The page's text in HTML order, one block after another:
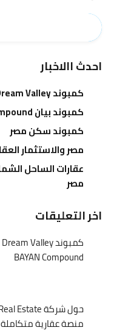
احدث االاخبار
كمبوند Dream Valley
كمبوند بيان BAYAN Compound
كمبوند سكن مصر
مصر والاستثمار
عقارات الساحل
مصر
اخر التعليقات
كمبوند Dream Valley - بوابة مصر العقارية
BAYAN Compound
حول شركة Gate Masr Real Estate - بوابة مصر العقارية
منصة عقارية